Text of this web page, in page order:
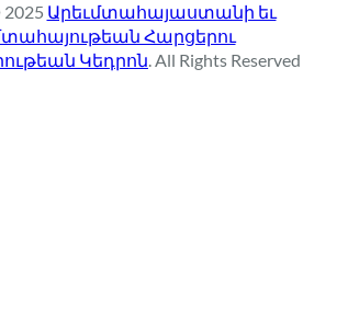
c
h
Արեւմտահայաստանի եւ
Հարցերու
Կեդրոն. All Rights Reserved